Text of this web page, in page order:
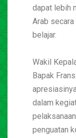
dapat lebih
Arab
belajar.
Wakil
Bapak
dalam
penguatan